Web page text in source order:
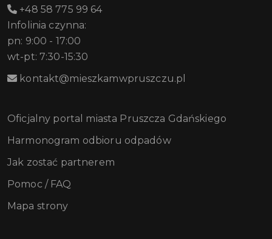
+48 58 775 99 64
Infolinia czynna:
pn: 9:00 - 17:00
wt-pt: 7:30-15:30
kontakt@mieszkamwpruszczu.pl
Oficjalny portal miasta Pruszcza Gdańskiego
Harmonogram odbioru odpadów
Jak zostać partnerem
Pomoc / FAQ
Mapa strony